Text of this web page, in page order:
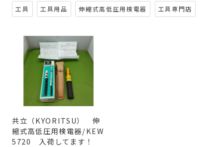
工具 工具用品 伸縮式高低圧用検電器 工具専門店
共立（KYORITSU） 伸
縮式高低圧用検電器/KEW
5720 入荷してます！